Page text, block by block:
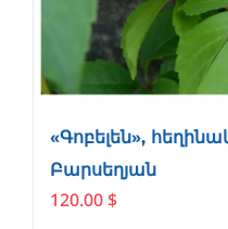
«Գոբելեն»,
Բարսեղյան
120.00 $